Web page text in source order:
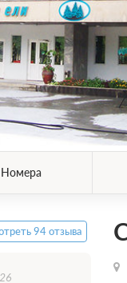
Номера
94 отзыва